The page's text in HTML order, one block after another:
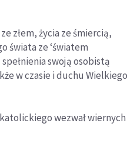
złem, życia ze śmiercią,
świata ze ‘światem
spełnienia swoją osobistą
w czasie i duchu Wielkiego
wezwał wiernych